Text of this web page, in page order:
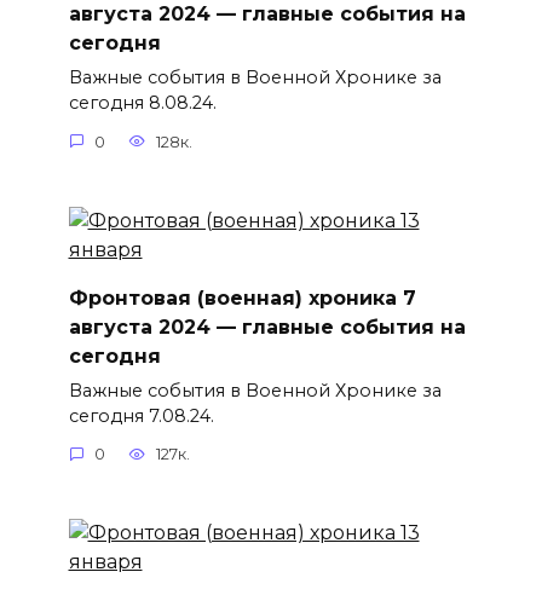
августа 2024 — главные события на
сегодня
Важные события в Военной Хронике за
сегодня 8.08.24.
0 128к.
Фронтовая (военная) хроника 7
августа 2024 — главные события на
сегодня
Важные события в Военной Хронике за
сегодня 7.08.24.
0 127к.